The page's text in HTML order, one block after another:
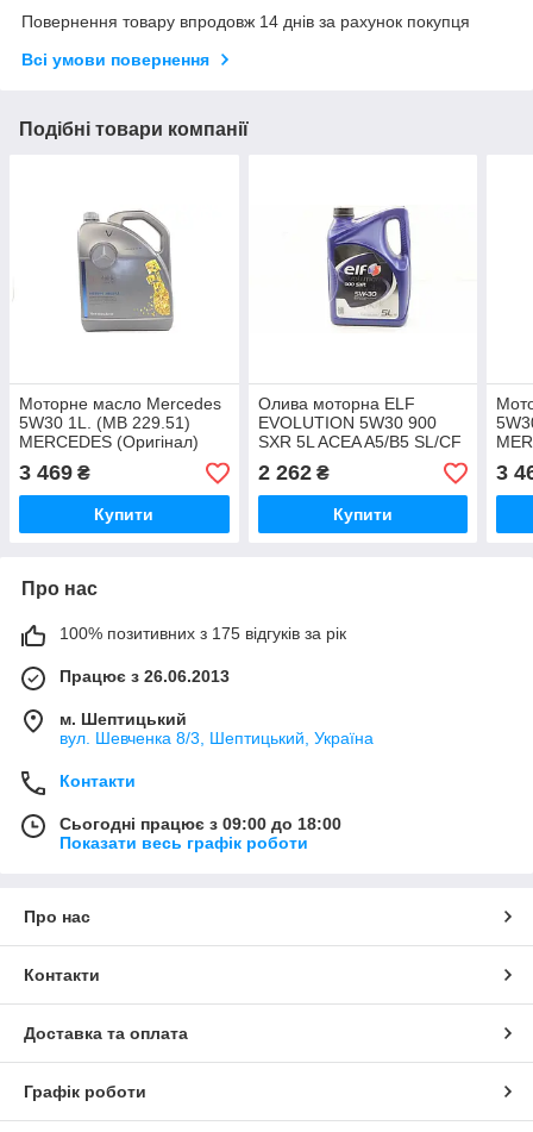
Повернення товару впродовж 14 днів за рахунок покупця
Всі умови повернення
Подібні товари компанії
Моторне масло Mercedes
5W30 1L. (MB 229.51)
MERCEDES (Оригінал)
000989940213ALEE
3 469 ₴
Купити
Олива моторна ELF
EVOLUTION 5W30 900
SXR 5L ACEA A5/B5 SL/CF
Renault RN0700 Elf —
194839
2 262₴
Купити
3
Про нас
100% позитивних з 175 відгуків за рік
Працює з 26.06.2013
м. Шептицький
вул. Шевченка 8/3, Шептицький, Україна
Контакти
Сьогодні працює з 09:00 до 18:00
Показати весь графік роботи
Про нас
Контакти
Доставка та оплата
Графік роботи